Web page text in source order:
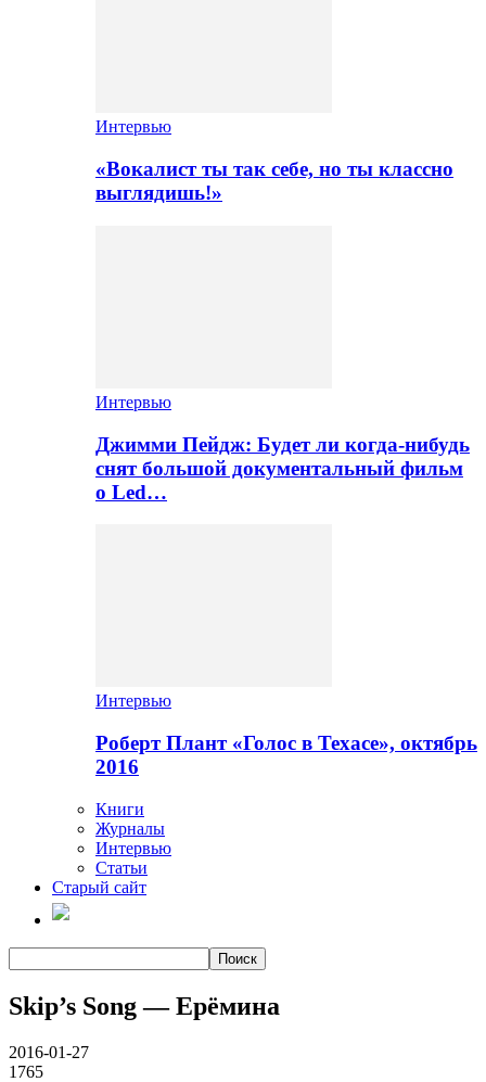
Интервью
«Вокалист ты так себе, но ты классно
выглядишь!»
Интервью
Джимми Пейдж: Будет ли когда-нибудь
снят большой документальный фильм
о Led…
Интервью
Роберт Плант «Голос в Техасе», октябрь
2016
Книги
Журналы
Интервью
Статьи
Старый сайт
Skip’s Song — Ерёмина
2016-01-27
1765